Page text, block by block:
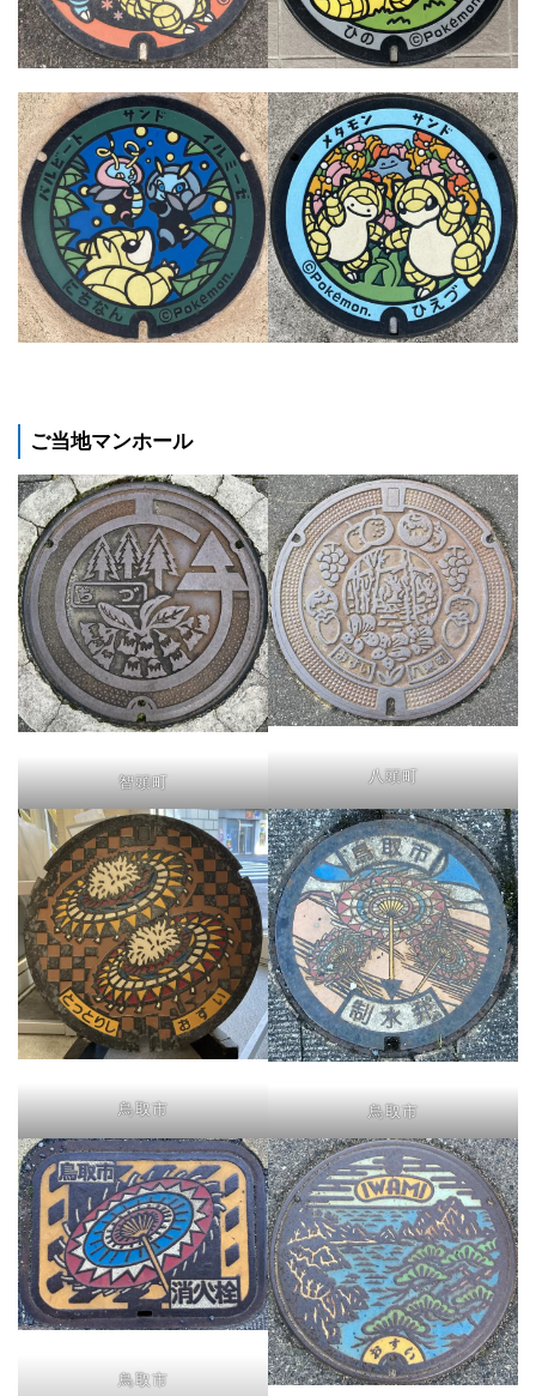
ご当地マンホール
智頭町 八頭町
鳥取市 鳥取市
鳥取市